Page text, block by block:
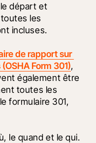
départ et
les
incluses.
de rapport sur
Form 301),
également être
toutes les
formulaire 301,
le quand et le qui.